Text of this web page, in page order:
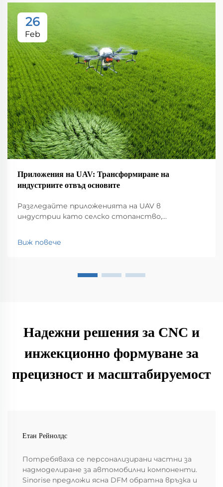
26
Feb
Приложения на UAV: Трансформиране на
индустриите отвъд основите
Разгледайте приложенията на UAV в
индустрии като селско стопанство,
среда, логистика и обществена безопасност.
Открийте влиянието им върху
Виж повече
Надежни решения за CNC и
инжекционно формуване за
прецизност и масштабируемост
Етан Рейнолдс
Потребяваха се персонализирани частни за
надмоделиране за автомобилни компоненти.
Sinorise предложи ясна DFM обратна връзка и